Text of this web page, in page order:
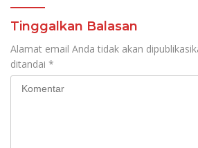
Laporan Kamtibmas
Tinggalkan Balasan
Alamat email Anda tidak akan
ditandai *